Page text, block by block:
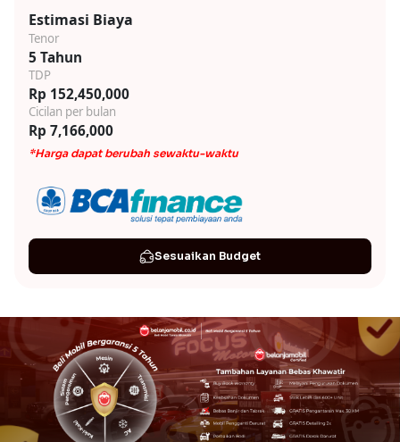
Estimasi Biaya
Tenor
5 Tahun
TDP
Rp 152,450,000
Cicilan per bulan
Rp 7,166,000
*Harga dapat berubah sewaktu-waktu
Sesuaikan Budget